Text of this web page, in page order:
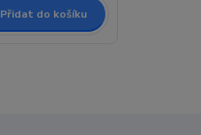
Přidat do košíku